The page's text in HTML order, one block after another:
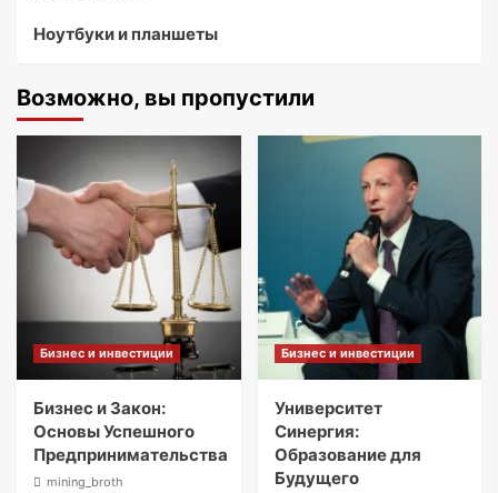
Ноутбуки и планшеты
Возможно, вы пропустили
Бизнес и инвестиции
Бизнес и Закон:
Основы Успешного
Предпринимательства
mining_broth
Бизнес и инвестиции
Университет
Синергия:
Образование для
Будущего